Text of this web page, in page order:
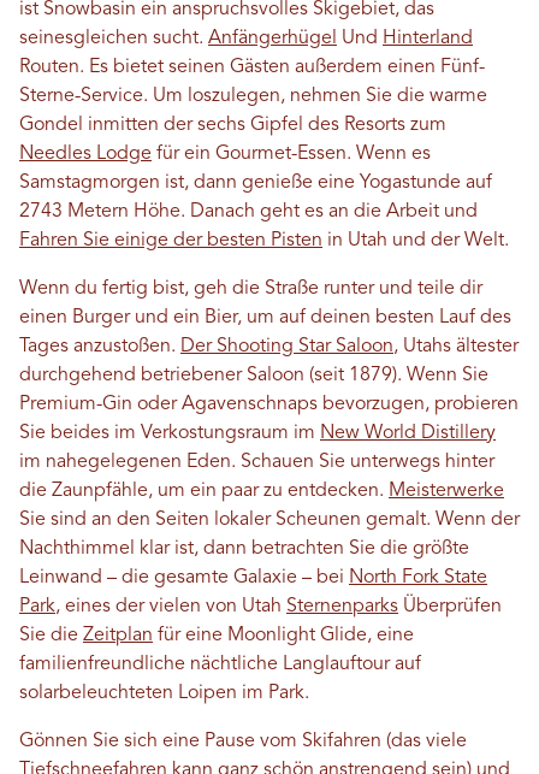
ist Snowbasin ein anspruchsvolles Skigebiet, das
seinesgleichen sucht. Anfängerhügel Und Hinterland
Routen. Es bietet seinen Gästen außerdem einen Fünf-
Sterne-Service. Um loszulegen, nehmen Sie die warme
Gondel inmitten der sechs Gipfel des Resorts zum
Needles Lodge für ein Gourmet-Essen. Wenn es
Samstagmorgen ist, dann genieße eine Yogastunde auf
2743 Metern Höhe. Danach geht es an die Arbeit und
Fahren Sie einige der besten Pisten in Utah und der Welt.
Wenn du fertig bist, geh die Straße runter und teile dir
einen Burger und ein Bier, um auf deinen besten Lauf des
Tages anzustoßen. Der Shooting Star Saloon, Utahs ältester
durchgehend betriebener Saloon (seit 1879). Wenn Sie
Premium-Gin oder Agavenschnaps bevorzugen, probieren
Sie beides im Verkostungsraum im New World Distillery
im nahegelegenen Eden. Schauen Sie unterwegs hinter
die Zaunpfähle, um ein paar zu entdecken. Meisterwerke
Sie sind an den Seiten lokaler Scheunen gemalt. Wenn der
Nachthimmel klar ist, dann betrachten Sie die größte
Leinwand – die gesamte Galaxie – bei North Fork State
Park, eines der vielen von Utah Sternenparks Überprüfen
Sie die Zeitplan für eine Moonlight Glide, eine
familienfreundliche nächtliche Langlauftour auf
solarbeleuchteten Loipen im Park.
Gönnen Sie sich eine Pause vom Skifahren (das viele